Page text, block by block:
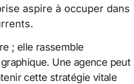
aspire à occuper dans
; elle rassemble
Une agence peut
cette stratégie vitale